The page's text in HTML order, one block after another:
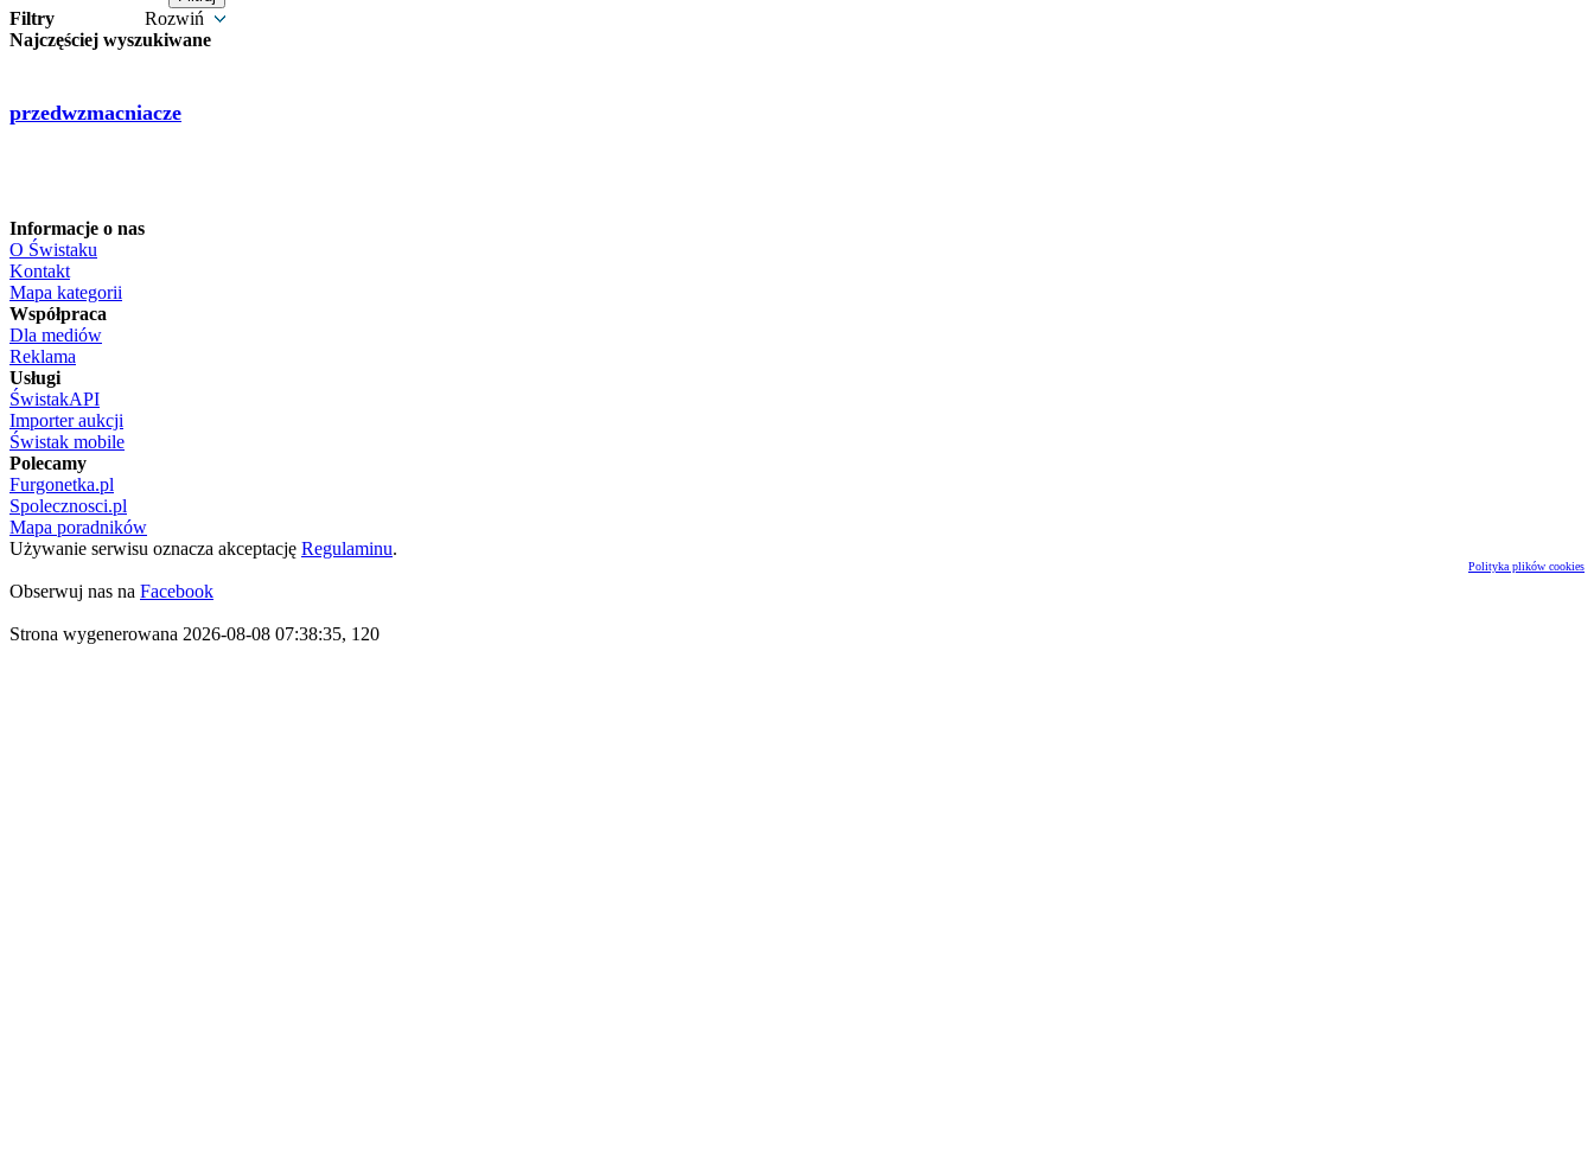
Filtry
Rozwiń
Najczęściej wyszukiwane
przedwzmacniacze
Informacje o nas
O Świstaku
Kontakt
Mapa kategorii
Współpraca
Dla mediów
Reklama
Usługi
ŚwistakAPI
Importer aukcji
Świstak mobile
Polecamy
Furgonetka.pl
Spolecznosci.pl
Mapa poradników
Używanie serwisu oznacza akceptację Regulaminu.
Polityka plików cookies
Obserwuj nas na Facebook
Strona wygenerowana 2026-08-08 07:38:35, 120